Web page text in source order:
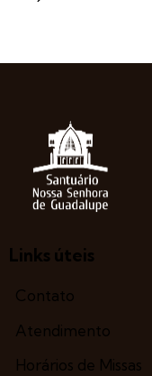
Links úteis
Contato
Atendimento
Horários de Missas